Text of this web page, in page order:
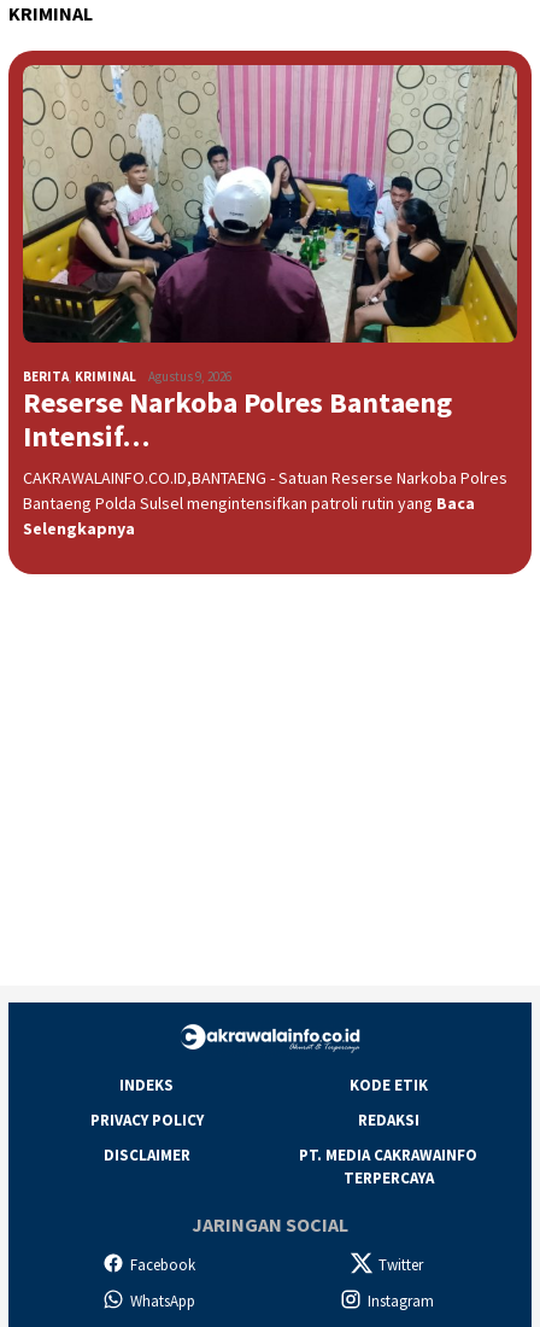
KRIMINAL
BERITA KRIMINAL Agustus 9, 2026
Reserse Narkoba Polres Bantaeng
Intensif…
CAKRAWALAINFO.CO.ID,BANTAENG - Satuan Reserse Narkoba Polres
Bantaeng Polda Sulsel mengintensifkan patroli rutin yang Baca
Selengkapnya
INDEKS
KODE ETIK
PRIVACY POLICY
REDAKSI
DISCLAIMER
PT. MEDIA CAKRAWAINFO
TERPERCAYA
JARINGAN SOCIAL
Facebook
Twitter
WhatsApp
Instagram